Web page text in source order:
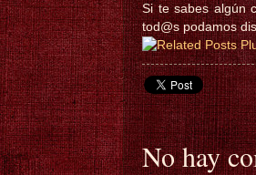
Si te sabes algún
tod@s podamos
No hay